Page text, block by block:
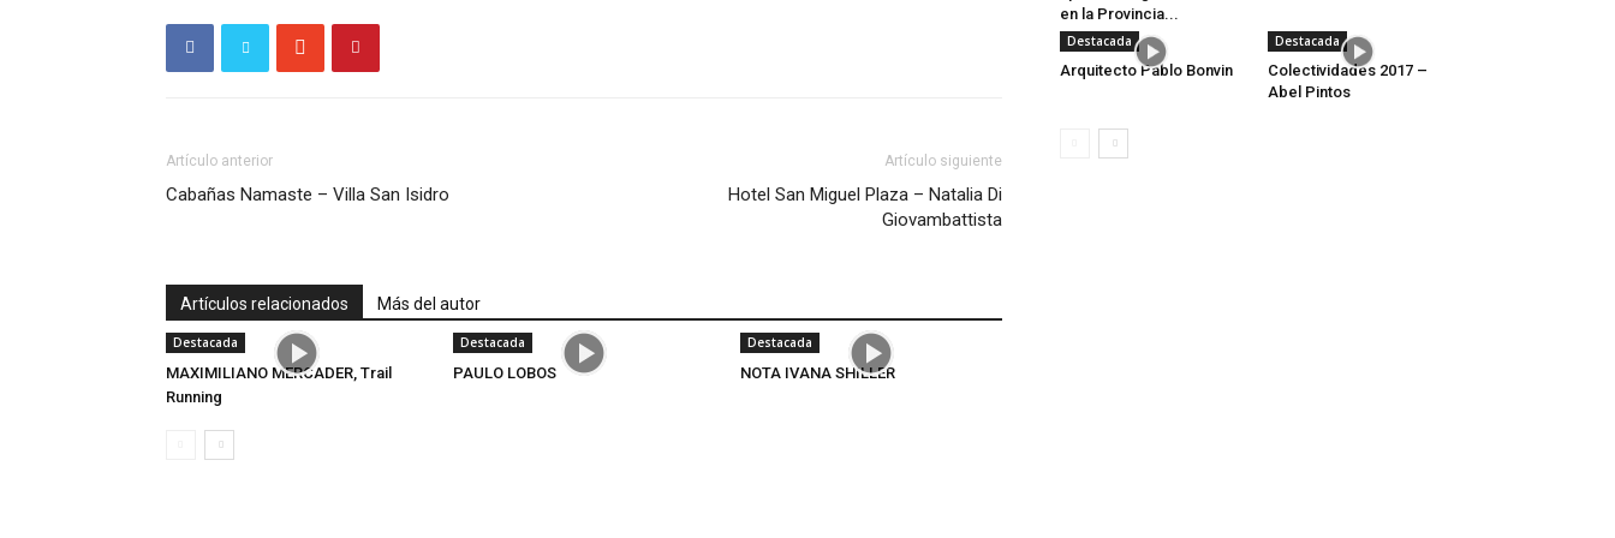
Artículo anterior
Cabañas Namaste – Villa San Isidro
Artículo siguiente
Hotel San Miguel Plaza – Natalia Di
Giovambattista
Artículos relacionados Más del autor
Destacada
MAXIMILIANO MERCADER, Trail
Running
Destacada
PAULO LOBOS
Destacada
NOTA IVANA SHILLER
en la Provincia...
Destacada
Arquitecto Pablo Bonvin
Destacada
Colectividades 2017 –
Abel Pintos